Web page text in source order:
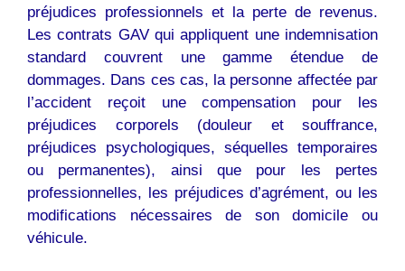
préjudices professionnels et la perte de revenus.
Les contrats GAV qui appliquent une indemnisation
standard couvrent une gamme étendue de
dommages. Dans ces cas, la personne affectée par
l’accident reçoit une compensation pour les
préjudices corporels (douleur et souffrance,
préjudices psychologiques, séquelles temporaires
ou permanentes), ainsi que pour les pertes
professionnelles, les préjudices d’agrément, ou les
modifications nécessaires de son domicile ou
véhicule.